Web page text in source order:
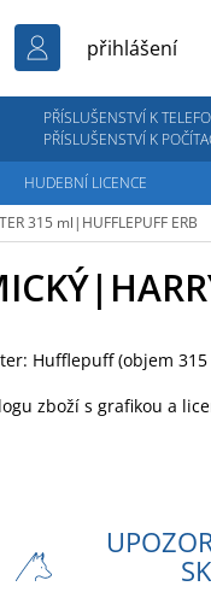
přihlášení
PŘÍSLUŠENSTVÍ K
PŘÍSLUŠENSTVÍ K
HUDEBNÍ LICENCE
315 ml|HUFFLEPUFF ERB
Hufflepuff (objem
zboží s grafikou a